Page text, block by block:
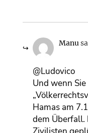
Manu
@Ludovico
Und wenn
Hamas am
dem Überfall.